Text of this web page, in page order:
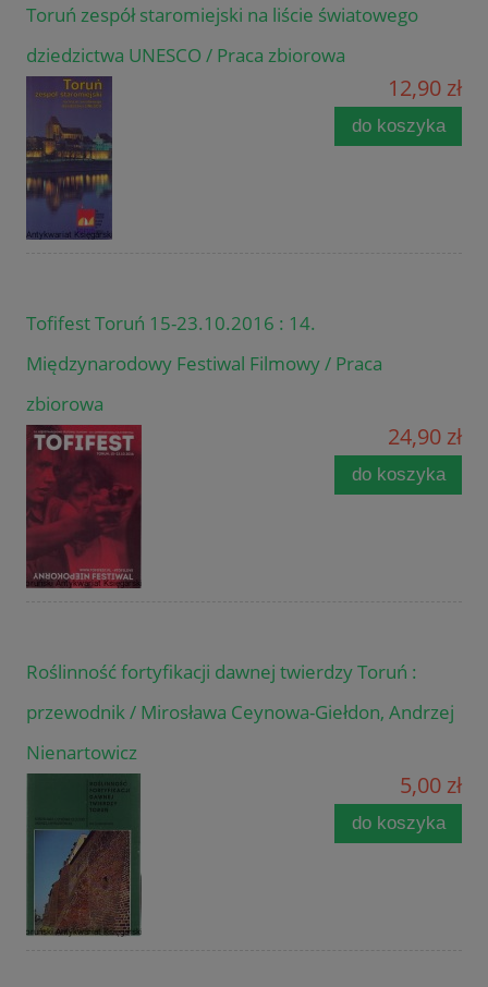
Toruń zespół staromiejski na liście światowego
dziedzictwa UNESCO / Praca zbiorowa
12,90 zł
do koszyka
Tofifest Toruń 15-23.10.2016 : 14.
Międzynarodowy Festiwal Filmowy / Praca
zbiorowa
24,90 zł
do koszyka
Roślinność fortyfikacji dawnej twierdzy Toruń :
przewodnik / Mirosława Ceynowa-Giełdon, Andrzej
Nienartowicz
5,00 zł
do koszyka